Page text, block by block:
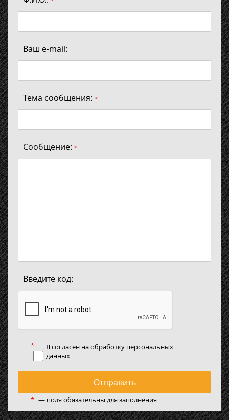
Ваш e-mail:
Тема сообщения: *
Сообщение: *
Введите код:
Я согласен наобработку персональных
данных
Отправить
* — поля обязательны для заполнения